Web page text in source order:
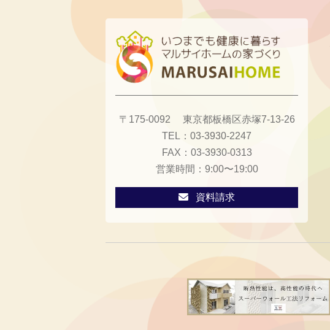
〒175-0092
東京都板橋区赤塚7-13-26
TEL： 03-3930-2247
FAX： 03-3930-0313
営業時間： 9:00〜19:00
資料請求